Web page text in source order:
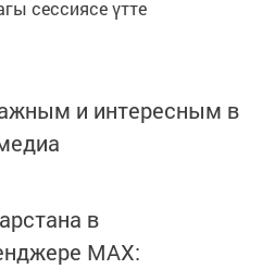
сессиясе үтте
и интересным в
в
MАХ: